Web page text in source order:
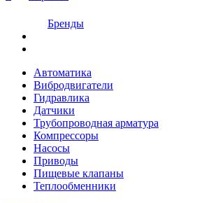
Бренды
Автоматика
Вибродвигатели
Гидравлика
Датчики
Трубопроводная арматура
Компрессоры
Насосы
Приводы
Пищевые клапаны
Теплообменники